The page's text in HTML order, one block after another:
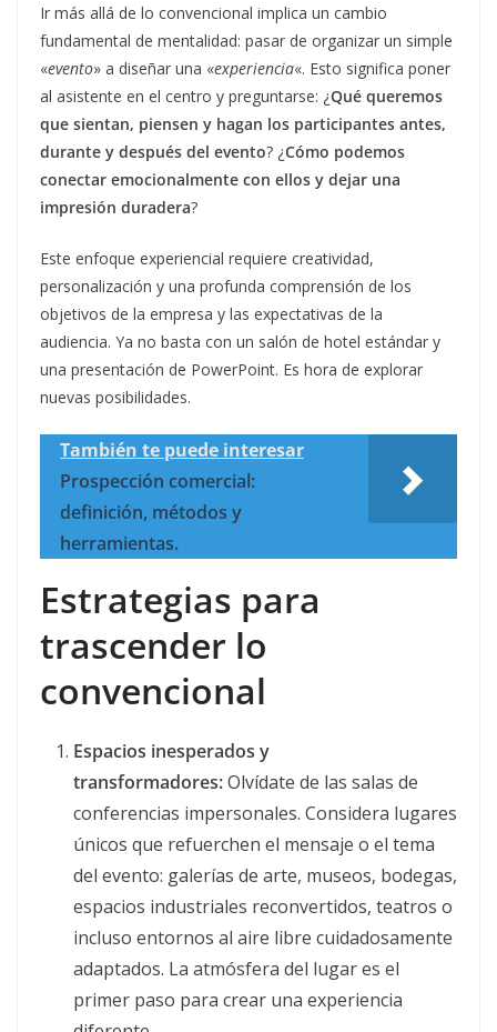
Ir más allá de lo convencional implica un cambio
fundamental de mentalidad: pasar de organizar un simple
«evento» a diseñar una «experiencia«. Esto significa poner
al asistente en el centro y preguntarse: ¿Qué queremos
que sientan, piensen y hagan los participantes antes,
durante y después del evento? ¿Cómo podemos
conectar emocionalmente con ellos y dejar una
impresión duradera?
Este enfoque experiencial requiere creatividad,
personalización y una profunda comprensión de los
objetivos de la empresa y las expectativas de la
audiencia. Ya no basta con un salón de hotel estándar y
una presentación de PowerPoint. Es hora de explorar
nuevas posibilidades.
También te puede interesar
Prospección comercial:
definición, métodos y
herramientas.
Estrategias para
trascender lo
convencional
Espacios inesperados y
transformadores:Olvídate de las salas de
conferencias impersonales. Considera lugares
únicos que refuerchen el mensaje o el tema
del evento: galerías de arte, museos, bodegas,
espacios industriales reconvertidos, teatros o
incluso entornos al aire libre cuidadosamente
adaptados. La atmósfera del lugar es el
primer paso para crear una experiencia